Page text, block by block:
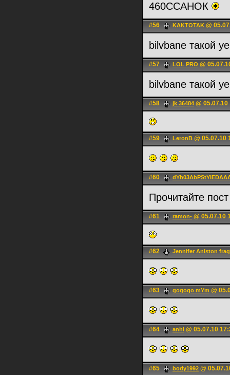
460ССАНОК
#56 KAKTOTAK @
bilvbane такой
#57 LOL PRO @
bilvbane такой
#58 jk 36484 @ 05.07.10
#59 LerоnB @ 05.07.10
#60
Прочитайте
#61 ramon- @ 05.07.10
#62 Jennifer Aniston frag
#63 gogogo mYm @
#64 anhl @ 05.07.10
#65 body1992 @